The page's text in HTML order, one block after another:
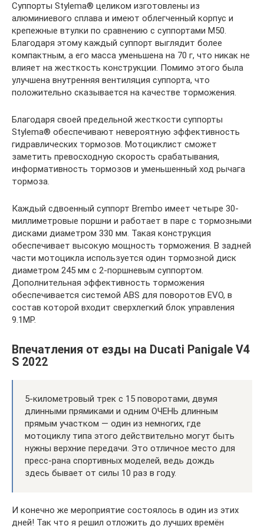
Суппорты Stylema® целиком изготовлены из
алюминиевого сплава и имеют облегченный корпус и
крепежные втулки по сравнению с суппортами M50.
Благодаря этому каждый суппорт выглядит более
компактным, а его масса уменьшена на 70 г, что никак не
влияет на жесткость конструкции. Помимо этого была
улучшена внутренняя вентиляция суппорта, что
положительно сказывается на качестве торможения.
Благодаря своей предельной жесткости суппорты
Stylema® обеспечивают невероятную эффективность
гидравлических тормозов. Мотоциклист сможет
заметить превосходную скорость срабатывания,
информативность тормозов и уменьшенный ход рычага
тормоза.
Каждый сдвоенный суппорт Brembo имеет четыре 30-
миллиметровые поршни и работает в паре с тормозными
дисками диаметром 330 мм. Такая конструкция
обеспечивает высокую мощность торможения. В задней
части мотоцикла используется один тормозной диск
диаметром 245 мм с 2-поршневым суппортом.
Дополнительная эффективность торможения
обеспечивается системой ABS для поворотов EVO, в
состав которой входит сверхлегкий блок управления
9.1MP.
Впечатления от езды на Ducati Panigale V4
S 2022
5-километровый трек с 15 поворотами, двумя
длинными прямиками и одним ОЧЕНЬ длинным
прямым участком — один из немногих, где
мотоциклу типа этого действительно могут быть
нужны верхние передачи. Это отличное место для
пресс-рана спортивных моделей, ведь дождь
здесь бывает от силы 10 раз в году.
И конечно же мероприятие состоялось в один из этих
дней! Так что я решил отложить до лучших времён